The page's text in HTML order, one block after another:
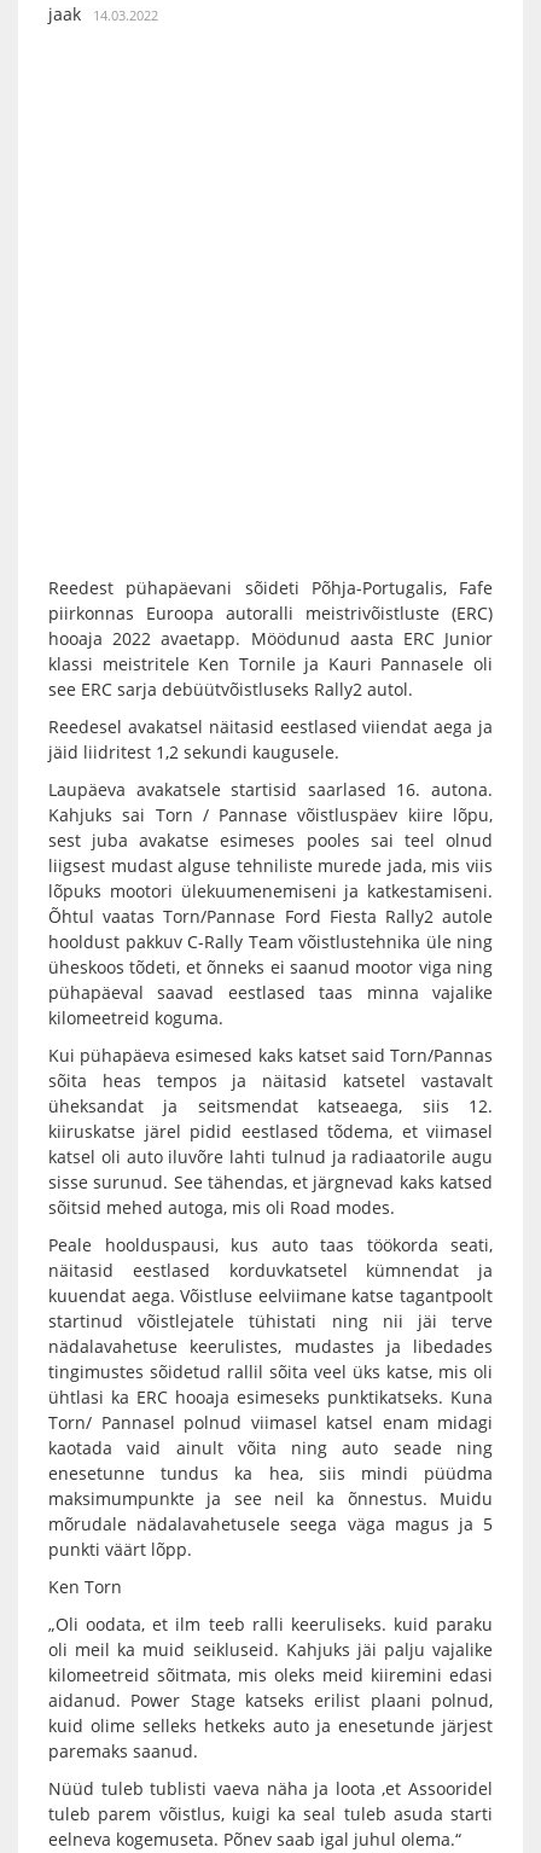
jaak 14.03.2022
Reedest pühapäevani sõideti Põhja-Portugalis, Fafe
piirkonnas Euroopa autoralli meistrivõistluste (ERC)
hooaja 2022 avaetapp. Möödunud aasta ERC Junior
klassi meistritele Ken Tornile ja Kauri Pannasele oli
see ERC sarja debüütvõistluseks Rally2 autol.
Reedesel avakatsel näitasid eestlased viiendat aega ja
jäid liidritest 1,2 sekundi kaugusele.
Laupäeva avakatsele startisid saarlased 16. autona.
Kahjuks sai Torn / Pannase võistluspäev kiire lõpu,
sest juba avakatse esimeses pooles sai teel olnud
liigsest mudast alguse tehniliste murede jada, mis viis
lõpuks mootori ülekuumenemiseni ja katkestamiseni.
Õhtul vaatas Torn/Pannase Ford Fiesta Rally2 autole
hooldust pakkuv C-Rally Team võistlustehnika üle ning
üheskoos tõdeti, et õnneks ei saanud mootor viga ning
pühapäeval saavad eestlased taas minna vajalike
kilomeetreid koguma.
Kui pühapäeva esimesed kaks katset said Torn/Pannas
sõita heas tempos ja näitasid katsetel vastavalt
üheksandat ja seitsmendat katseaega, siis 12.
kiiruskatse järel pidid eestlased tõdema, et viimasel
katsel oli auto iluvõre lahti tulnud ja radiaatorile augu
sisse surunud. See tähendas, et järgnevad kaks katsed
sõitsid mehed autoga, mis oli Road modes.
Peale hoolduspausi, kus auto taas töökorda seati,
näitasid eestlased korduvkatsetel kümnendat ja
kuuendat aega. Võistluse eelviimane katse tagantpoolt
startinud võistlejatele tühistati ning nii jäi terve
nädalavahetuse keerulistes, mudastes ja libedades
tingimustes sõidetud rallil sõita veel üks katse, mis oli
ühtlasi ka ERC hooaja esimeseks punktikatseks. Kuna
Torn/ Pannasel polnud viimasel katsel enam midagi
kaotada vaid ainult võita ning auto seade ning
enesetunne tundus ka hea, siis mindi püüdma
maksimumpunkte ja see neil ka õnnestus. Muidu
mõrudale nädalavahetusele seega väga magus ja 5
punkti väärt lõpp.
Ken Torn
„Oli oodata, et ilm teeb ralli keeruliseks. kuid paraku
oli meil ka muid seikluseid. Kahjuks jäi palju vajalike
kilomeetreid sõitmata, mis oleks meid kiiremini edasi
aidanud. Power Stage katseks erilist plaani polnud,
kuid olime selleks hetkeks auto ja enesetunde järjest
paremaks saanud.
Nüüd tuleb tublisti vaeva näha ja loota ,et Assooridel
tuleb parem võistlus, kuigi ka seal tuleb asuda starti
eelneva kogemuseta. Põnev saab igal juhul olema.“